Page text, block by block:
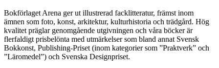
Bokförlaget Arena ger ut illustrerad facklitteratur, främst inom
ämnen som foto, konst, arkitektur, kulturhistoria och trädgård. Hög
kvalitet präglar genomgående utgivningen och våra böcker är
flerfaldigt prisbelönta med utmärkelser som bland annat Svensk
Bokkonst, Publishing-Priset (inom kategorier som ”Praktverk” och
”Läromedel”) och Svenska Designpriset.